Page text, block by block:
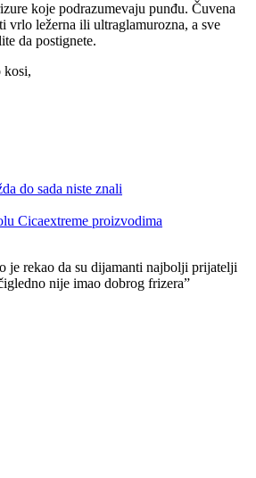
koje podrazumevaju punđu. Čuvena
vrlo ležerna ili ultraglamurozna, a sve
da postignete.
kosi,
do sada niste znali
Cicaextreme proizvodima
je rekao da su dijamanti najbolji prijatelji
nije imao dobrog frizera”